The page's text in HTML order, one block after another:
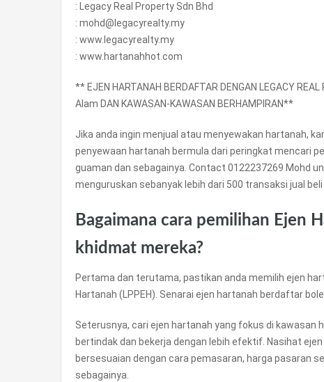
: Legacy Real Property Sdn Bhd
: mohd@legacyrealty.my
: www.legacyrealty.my
: www.hartanahhot.com
** EJEN HARTANAH BERDAFTAR DENGAN LEGACY
Alam DAN KAWASAN-KAWASAN BERHAMPIRAN**
Jika anda ingin menjual atau menyewakan hartanah,
penyewaan hartanah bermula dari peringkat mencari
guaman dan sebagainya. Contact 0122237269 Mohd
menguruskan sebanyak lebih dari 500 transaksi jual
Bagaimana cara pemilihan Ejen
khidmat mereka?
Pertama dan terutama, pastikan anda memilih ejen
Hartanah (LPPEH). Senarai ejen hartanah berdaftar
Seterusnya, cari ejen hartanah yang fokus di kawasan
bertindak dan bekerja dengan lebih efektif. Nasihat
bersesuaian dengan cara pemasaran, harga pasaran
sebagainya.